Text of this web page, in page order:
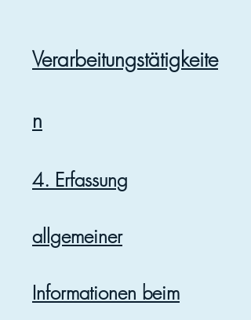
Verarbeitungstätigkeite
n
4. Erfassung
allgemeiner
Informationen beim